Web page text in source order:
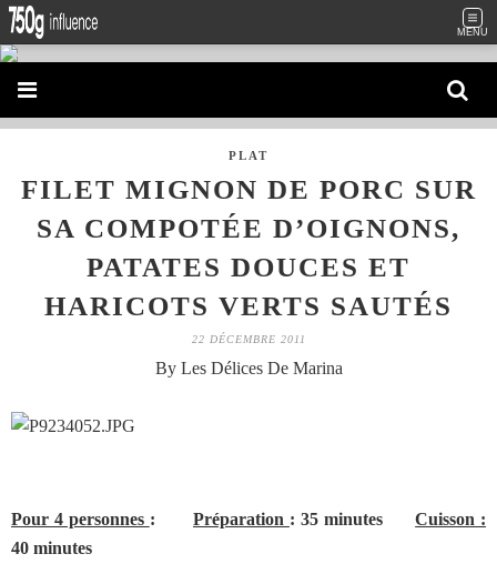
MENU
PLAT
FILET MIGNON DE PORC SUR
SA COMPOTÉE D’OIGNONS,
PATATES DOUCES ET
HARICOTS VERTS SAUTÉS
22 DÉCEMBRE 2011
By Les Délices De Marina
Pour 4 personnes : Préparation : 35 minutes
Cuisson :
40 minutes